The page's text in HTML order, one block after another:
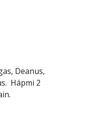
Deanus,
Hápmi 2